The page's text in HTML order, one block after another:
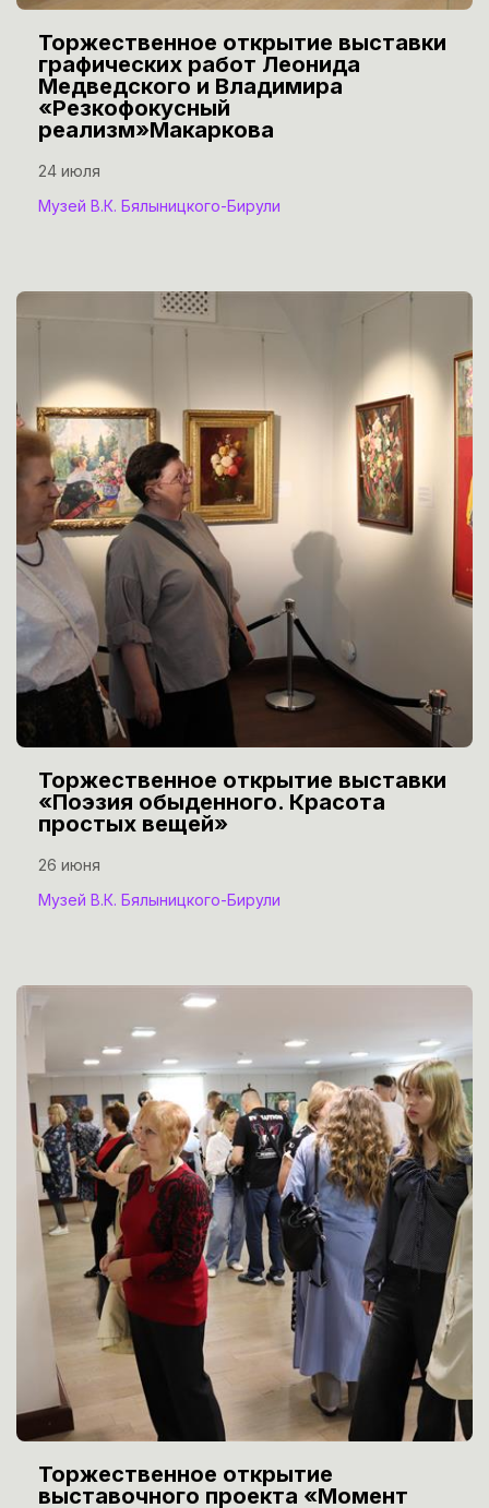
Торжественное открытие выставки
графических работ Леонида
Медведского и Владимира
«Резкофокусный
реализм»Макаркова
24 июля
Музей В.К. Бялыницкого-Бирули
Торжественное открытие выставки
«Поэзия обыденного. Красота
простых вещей»
26 июня
Музей В.К. Бялыницкого-Бирули
Торжественное открытие
выставочного проекта «Момент